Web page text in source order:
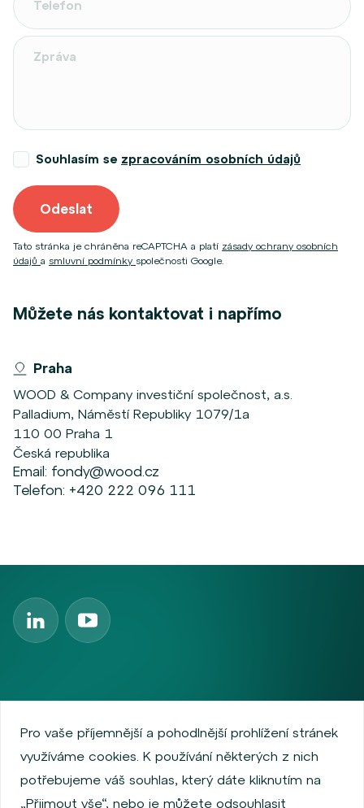
Odeslat
Souhlasím se zpracováním osobních údajů
Tato stránka je chráněna reCAPTCHA a platí zásady ochrany osobních
údajů a smluvní podmínky společnosti Google.
Můžete nás kontaktovat i napřímo
Praha
WOOD & Company investiční společnost, a.s.
Palladium, Náměstí Republiky 1079/1a
110 00 Praha 1
Česká republika
Email: fondy@wood.cz
Telefon: +420 222 096 111
Informace o emitentech
Podmínky užívání
O společnosti
Informace pro zákazníky
Pololetní zprávy Wood IS
Výroční zprávy Wood IS
Pro vaše příjemnější a pohodlnější prohlížení stránek
využíváme cookies. K používání některých z nich
potřebujeme váš souhlas, který dáte kliknutím na
„Přijmout vše“, nebo je můžete odsouhlasit